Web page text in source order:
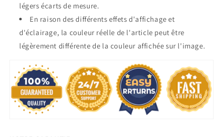
légers écarts de mesure.
En raison des différents effets d'affichage et
d'éclairage, la couleur réelle de l'article peut être
légèrement différente de la couleur affichée sur l'image.